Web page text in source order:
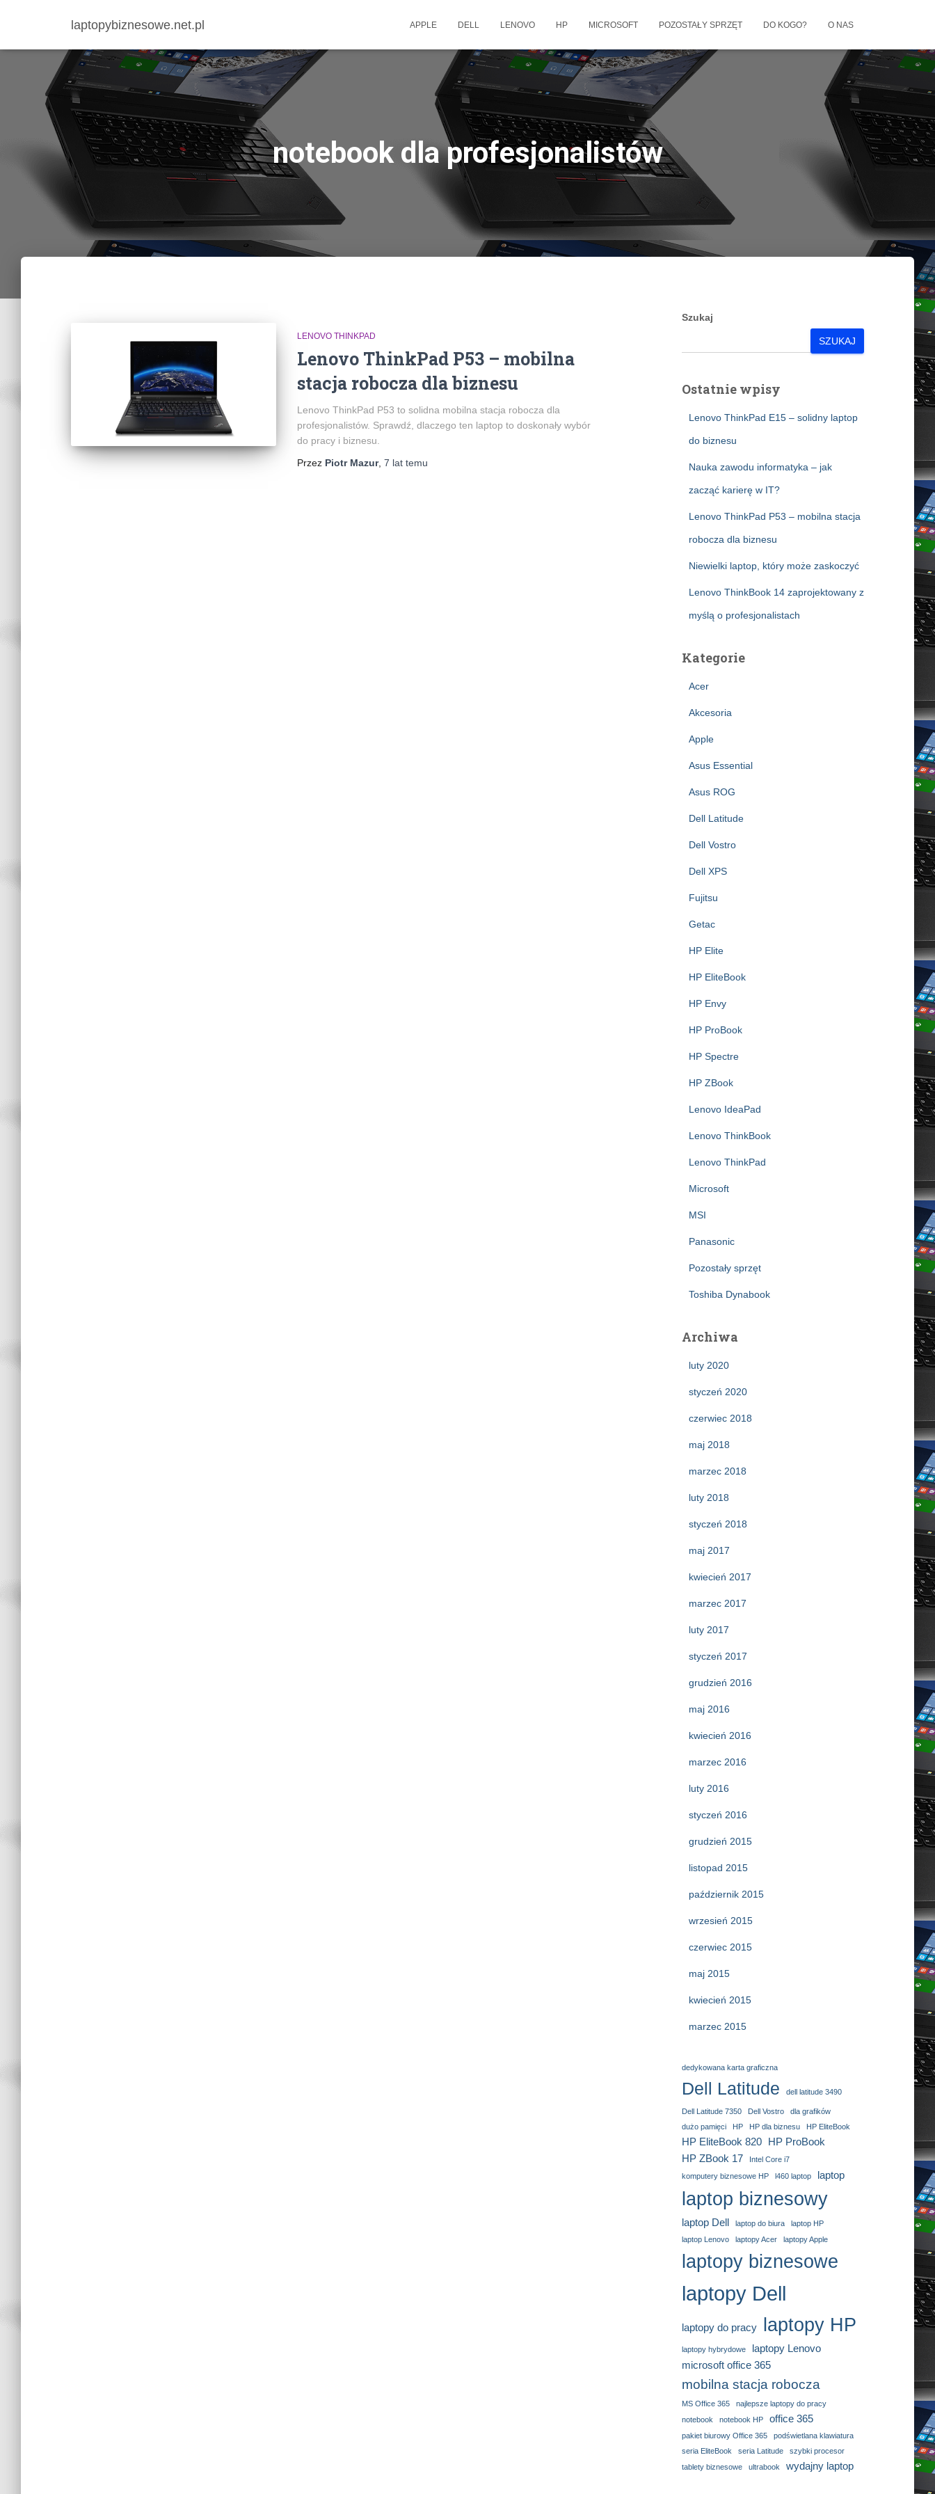
laptopybiznesowe.net.pl APPLE DELL LENOVO HP MICROSOFT POZOSTAŁY SPRZĘT DO KOGO? O NAS
notebook dla profesjonalistów
LENOVO THINKPAD
Lenovo ThinkPad P53 – mobilna
stacja robocza dla biznesu
Lenovo ThinkPad P53 to solidna mobilna stacja robocza dla
profesjonalistów. Sprawdź, dlaczego ten laptop to doskonały wybór
do pracy i biznesu.
Przez Piotr Mazur, 7 lat temu
Szukaj
SZUKAJ
Ostatnie wpisy
Lenovo ThinkPad E15 – solidny laptop
do biznesu
Nauka zawodu informatyka – jak
zacząć karierę w IT?
Lenovo ThinkPad P53 – mobilna stacja
robocza dla biznesu
Niewielki laptop, który może zaskoczyć
Lenovo ThinkBook 14 zaprojektowany z
myślą o profesjonalistach
Kategorie
Acer
Akcesoria
Apple
Asus Essential
Asus ROG
Dell Latitude
Dell Vostro
Dell XPS
Fujitsu
Getac
HP Elite
HP EliteBook
HP Envy
HP ProBook
HP Spectre
HP ZBook
Lenovo IdeaPad
Lenovo ThinkBook
Lenovo ThinkPad
Microsoft
MSI
Panasonic
Pozostały sprzęt
Toshiba Dynabook
Archiwa
luty 2020
styczeń 2020
czerwiec 2018
maj 2018
marzec 2018
luty 2018
styczeń 2018
maj 2017
kwiecień 2017
marzec 2017
luty 2017
styczeń 2017
grudzień 2016
maj 2016
kwiecień 2016
marzec 2016
luty 2016
styczeń 2016
grudzień 2015
listopad 2015
październik 2015
wrzesień 2015
czerwiec 2015
maj 2015
kwiecień 2015
marzec 2015
dedykowana karta graficzna
Dell Latitude dell latitude 3490
Dell Latitude 7350 Dell Vostro
dla grafików
dużo pamięci
HP HP dla biznesu HP EliteBook
HP EliteBook 820
HP ProBook
HP ZBook 17
Intel Core i7
komputery biznesowe HP
l460 laptop laptop
laptop biznesowy
laptop Dell laptop do biura
laptop HP
laptop Lenovo
laptopy Acer laptopy Apple
laptopy biznesowe
laptopy Dell
laptopy do pracy laptopy HP
laptopy hybrydowe
laptopy Lenovo
microsoft office 365
mobilna stacja robocza
MS Office 365
najlepsze laptopy do pracy
notebook
notebook HP office 365
pakiet biurowy Office 365
podświetlana klawiatura
seria EliteBook
seria Latitude
szybki procesor
tablety biznesowe
ultrabook wydajny laptop